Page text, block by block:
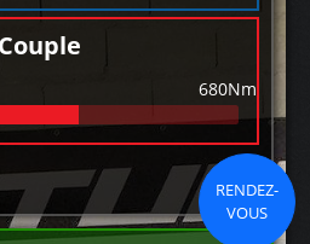
Couple
680Nm
RENDEZ-
VOUS